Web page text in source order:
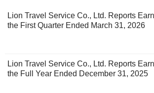
Lion Travel Service Co., Ltd. Reports
the First Quarter Ended March 31, 2026
Lion Travel Service Co., Ltd. Reports
the Full Year Ended December 31, 2025